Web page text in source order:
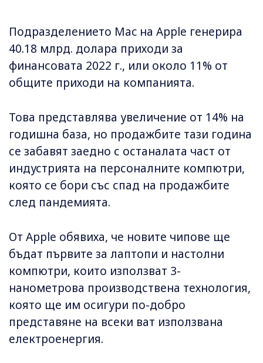
Подразделението Mac на Apple генерира
40.18 млрд. долара приходи за
финансовата 2022 г., или около 11% от
общите приходи на компанията.
Това представлява увеличение от 14% на
годишна база, но продажбите тази година
се забавят заедно с останалата част от
индустрията на персоналните компютри,
която се бори със спад на продажбите
след пандемията.
От Apple обявиха, че новите чипове ще
бъдат първите за лаптопи и настолни
компютри, които използват 3-
нанометрова производствена технология,
която ще им осигури по-добро
представяне на всеки ват използвана
електроенергия.